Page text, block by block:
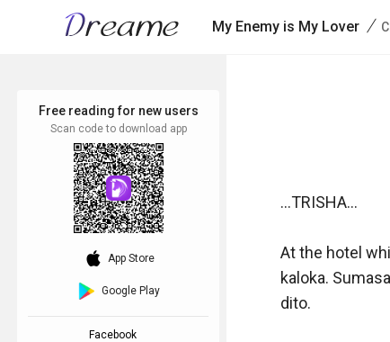
My Enemy is My Lover /
...TRISHA...
At the hotel
kaloka.
dito.
Free reading for new users
Scan code to download app
download_ios App Store
Google Play
Facebook